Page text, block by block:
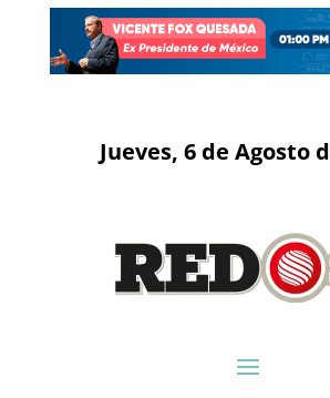
Jueves, 6 de Agosto